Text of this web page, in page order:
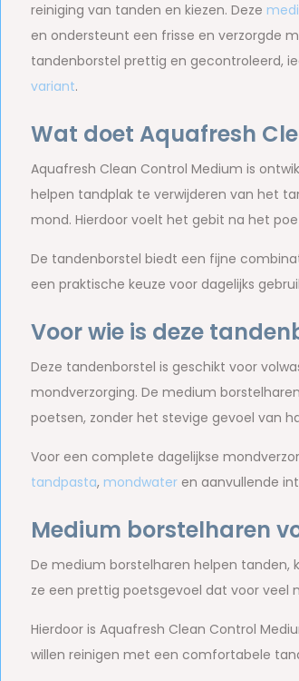
reiniging van tanden en kiezen. Deze
en ondersteunt een frisse en verzorgde
tandenborstel prettig en gecontroleerd,
variant.
Wat doet Aquafresh
Aquafresh Clean Control Medium is
helpen tandplak te verwijderen van het
mond. Hierdoor voelt het gebit na het
De tandenborstel biedt een fijne
een praktische keuze voor dagelijks
Voor wie is deze
Deze tandenborstel is geschikt voor
mondverzorging. De medium
poetsen, zonder het stevige gevoel van
Voor een complete dagelijkse
tandpasta, mondwateren aanvullende
Medium borstelharen
De medium borstelharen helpen tanden,
ze een prettig poetsgevoel dat voor veel
Hierdoor is Aquafresh Clean Control
willen reinigen met een comfortabele